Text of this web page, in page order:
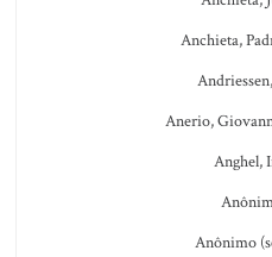
Anchieta,
Anerio,
Anghel,
Anônimo